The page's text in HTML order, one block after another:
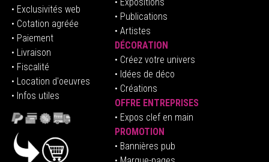
• Exclusivités web
• Cotation agréée
• Paiement
• Livraison
• Fiscalité
• Location d'oeuvres
• Infos utiles
• Publications
• Artistes
DÉCORATION
• Créez votre univers
• Idées de déco
• Créations
OFFRE ENTREPRISES
• Expos clef en main
PROMOTION
• Bannières pub